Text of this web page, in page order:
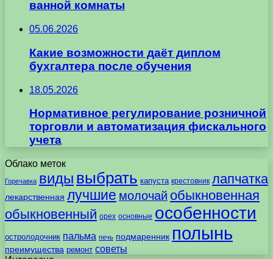
ванной комнаты
05.06.2026
Какие возможности даёт диплом
бухгалтера после обучения
18.05.2026
Нормативное регулирование розничной
торговли и автоматизация фискального
учета
Облако меток
Горечавка виды выбрать капуста крестовник лапчатка
лекарственная лучшие молочай обыкновенная
обыкновенный орех основные особенности
остролодочник пальма печь подмаренник полынь
преимущества ремонт советы